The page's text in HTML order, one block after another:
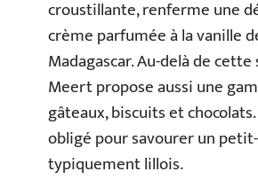
croustillante, renferme une
crème parfumée à la vanille
Madagascar. Au-delà de
Meert propose aussi une
gâteaux, biscuits et
obligé pour savourer un
typiquement lillois.